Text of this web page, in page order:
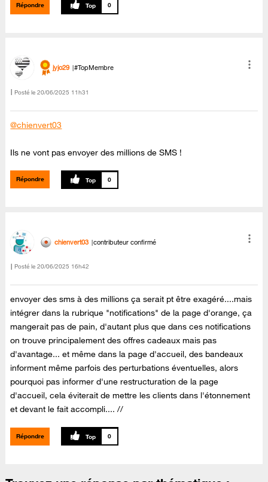
Répondre 0
jyjo29 #TopMembre
Posté le ‎20/06/2025 11h31
@chienvert03
Ils ne vont pas envoyer des millions de SMS !
Répondre 0
chienvert03 contributeur confirmé
Posté le ‎20/06/2025 16h42
envoyer des sms à des millions ça serait pt être exagéré....mais
intégrer dans la rubrique "notifications" de la page d'orange, ça
mangerait pas de pain, d'autant plus que dans ces notifications
on trouve principalement des offres cadeaux mais pas
d'avantage... et même dans la page d'accueil, des bandeaux
informent même parfois des perturbations éventuelles, alors
pourquoi pas informer d'une restructuration de la page
d'accueil, cela éviterait de mettre les clients dans l'étonnement
et devant le fait accompli.... //
Répondre 0